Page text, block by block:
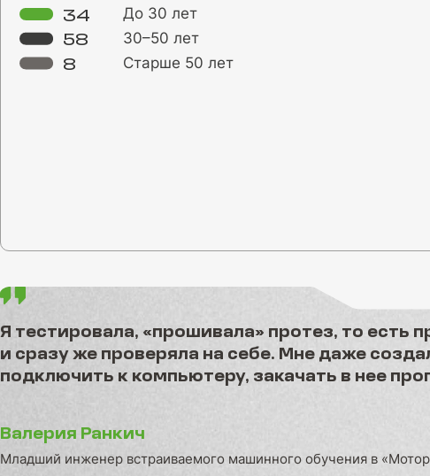
34
58
8
До 30 лет
30–50 лет
Старше 50 лет
Я тестировала, «прошивала» протез, то есть
и сразу же проверяла на себе. Мне даже
подключить к компьютеру, закачать в нее
Валерия Ранкич
Младший инженер встраиваемого машинного обучения в